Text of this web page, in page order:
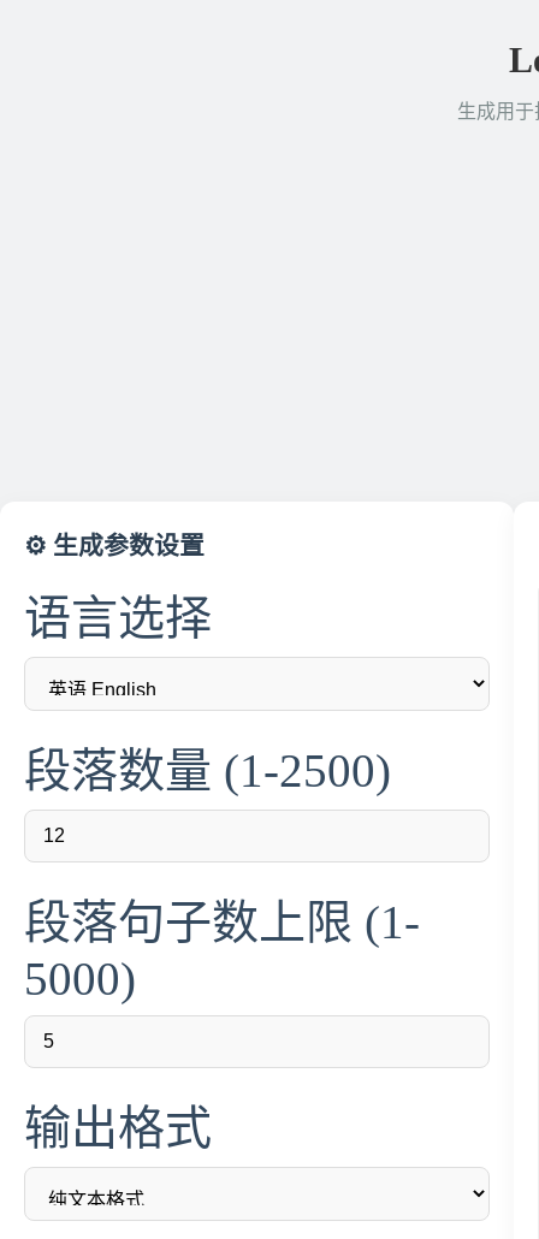
生成用
⚙️ 生成参数设置
语言选择
段落数量 (1-2500)
段落句子数上限 (1-
5000)
输出格式